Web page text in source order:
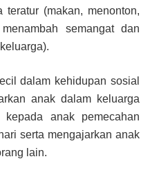
teratur (makan, menonton,
semangat dan
dalam kehidupan sosial
anak dalam keluarga
anak pemecahan
serta mengajarkan anak
lain.